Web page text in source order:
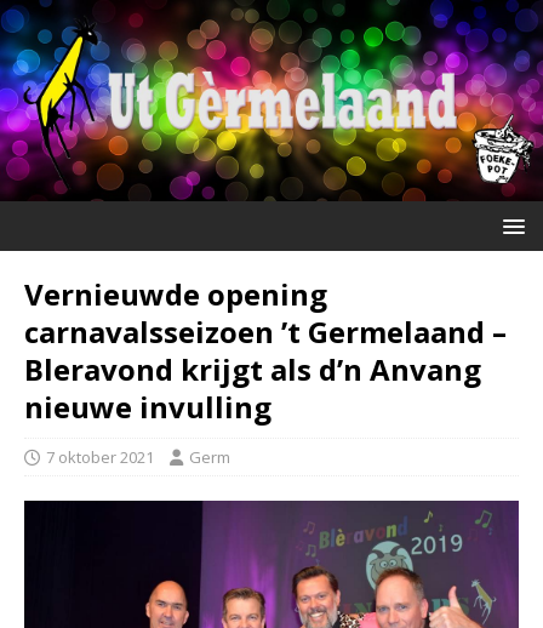
Vernieuwde opening
carnavalsseizoen ’t Germelaand –
Bleravond krijgt als d’n Anvang
nieuwe invulling
7 oktober 2021 Germ